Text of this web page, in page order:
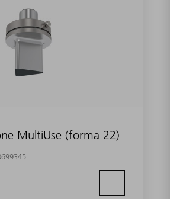
MultiUse (forma 22)